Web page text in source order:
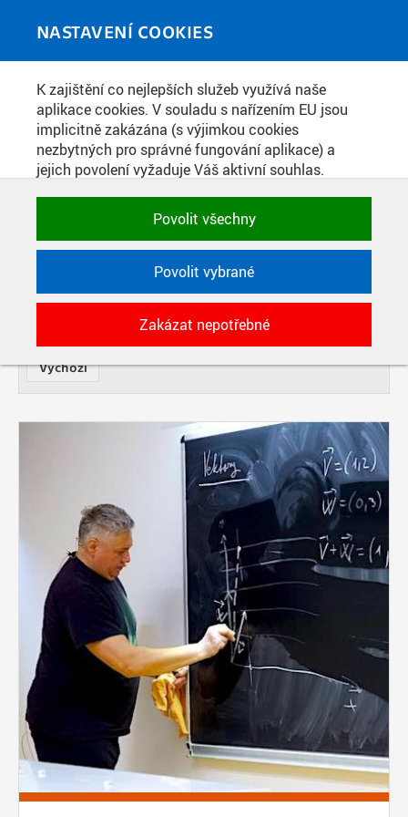
NASTAVENÍ COOKIES
K zajištění co nejlepších služeb využívá naše
aplikace cookies. V souladu s nařízením EU jsou
implicitně zakázána (s výjimkou cookies
nezbytných pro správné fungování aplikace) a
jejich povolení vyžaduje Váš aktivní souhlas.
zakázat, případně vybrat a povolit cookies podle
kategorie. Svoje rozhodnutí můžete samozřejmě
kdykoli změnit.
POTŘEBNÉ
Technické cookies využívané aplikacemi
ČVUT pro uchování jejich nastavení,
vlastností a identifikátorů relace. Jsou
nezbytné pro správné fungování a jsou
Slouží pro získávání anonymizovaných
statistických údajů, které nám pomáhají
vylepšovat naše aplikace. Zpravidla jde o
cookies systémů třetích stran, které k
těmto účelům využíváme.
MARKETINGOVÉ
Využívané za účelem zobrazení
správných nabídek a cílení obsahu podle
Vašich preferencí. Zpravidla jde o
cookies systémů třetích stran, které nám
s analýzou uživatelského chování
pomáhají.
Povolit všechny
Povolit vybrané
Zakázat nepotřebné
MEDIATÉKA
VIDEOPŘÍSPĚVKY
NÁZEV
SOUČÁST POČET